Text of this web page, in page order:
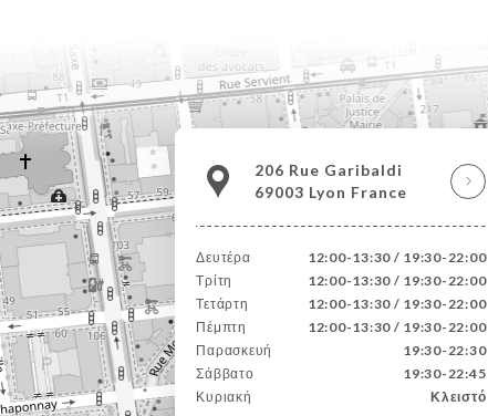
206 Rue Garibaldi
69003 Lyon France
Δευτέρα
12:00-13:30 / 19:30-22:00
Τρίτη
12:00-13:30 / 19:30-22:00
Τετάρτη
12:00-13:30 / 19:30-22:00
Πέμπτη
12:00-13:30 / 19:30-22:00
Παρασκευή
19:30-22:30
Σάββατο
19:30-22:45
Κυριακή
Κλειστό